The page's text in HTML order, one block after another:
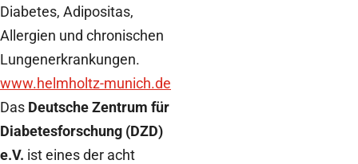
Diabetes, Adipositas,
Allergien und chronischen
Lungenerkrankungen.
www.helmholtz-munich.de
Das Deutsche Zentrum für
Diabetesforschung (DZD)
e.V. ist eines der acht